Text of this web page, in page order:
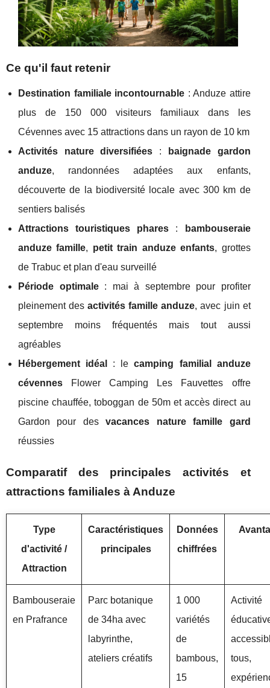
Ce qu'il faut retenir
Destination familiale incontournable : Anduze attire
plus de 150 000 visiteurs familiaux dans les
Cévennes avec 15 attractions dans un rayon de 10 km
Activités nature diversifiées :
baignade gardon
anduze, randonnées adaptées aux enfants,
découverte de la biodiversité locale avec 300 km de
sentiers balisés
Attractions touristiques phares :
bambouseraie
anduze famille, petit train anduze enfants, grottes
de Trabuc et plan d'eau surveillé
Période optimale: mai à septembre pour profiter
pleinement desactivités famille anduze, avec juin et
septembre moins fréquentés mais tout aussi
agréables
Hébergement idéal
: lecamping familial anduze
cévennes Flower Camping Les Fauvettes offre
piscine chauffée, toboggan de 50m et accès direct au
Gardon pour desvacances nature famille gard
réussies
Comparatif des principales activités et
attractions familiales à Anduze
Type
d'activité /
Attraction
Caractéristiques
principales
Données
chiffrées
Bambouseraie
en Prafrance
Parc botanique
de 34ha avec
labyrinthe,
ateliers créatifs
1 000
variétés
de
bambous,
15
Activité
tous,